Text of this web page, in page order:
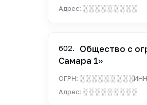
Адрес:░ ░ ░ ░ ░ ░ ░ ░ ░
602.
Общество с
Самара 1»
ОГРН:░ ░ ░ ░ ░ ░ ░ ░ ░
Адрес:░ ░ ░ ░ ░ ░ ░ ░ ░